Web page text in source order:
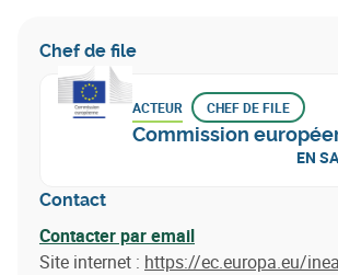
Chef de file
ACTEUR CHEF DE FILE
Commission
EN
Contact
Contacter par email
Site internet : https://ec.europa.eu/inea/